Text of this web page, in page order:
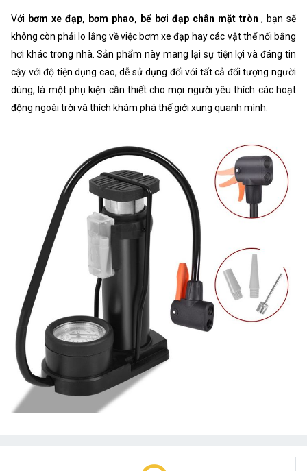
Với bơm xe đạp, bơm phao, bể bơi đạp chân mặt tròn , bạn sẽ
không còn phải lo lắng về việc bơm xe đạp hay các vật thể nổi bằng
hơi khác trong nhà. Sản phẩm này mang lại sự tiện lợi và đáng tin
cậy với độ tiện dụng cao, dễ sử dụng đối với tất cả đối tượng người
dùng, là một phụ kiện cần thiết cho mọi người yêu thích các hoạt
động ngoài trời và thích khám phá thế giới xung quanh mình.